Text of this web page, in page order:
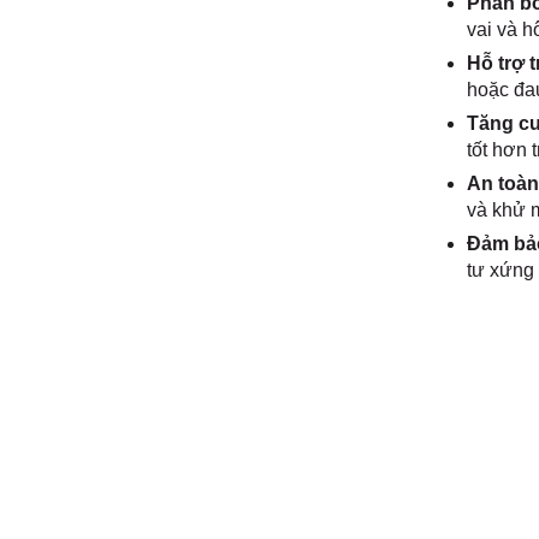
vai và
Hỗ trợ
hoặc
Tăng
tốt hơn
An
và khử
Đảm
tư xứng